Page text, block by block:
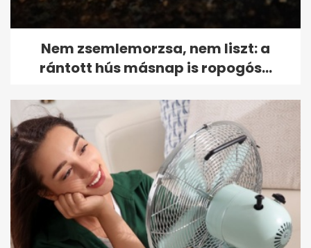
Nem zsemlemorzsa, nem liszt: a
rántott hús másnap is ropogós...